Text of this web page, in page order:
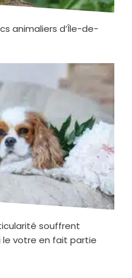
animaliers d’Île-de-
souffrent
le votre en fait partie